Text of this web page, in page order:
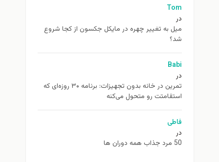
Tom
در
ميل به تغيير چهره در مایکل جکسون از كجا شروع
شد؟
Babi
در
تمرین در خانه بدون تجهیزات: برنامه ۳۰ روزه‌ای که
استقامتت رو متحول می‌کنه
فاطی
در
50 مرد جذاب همه دوران ها